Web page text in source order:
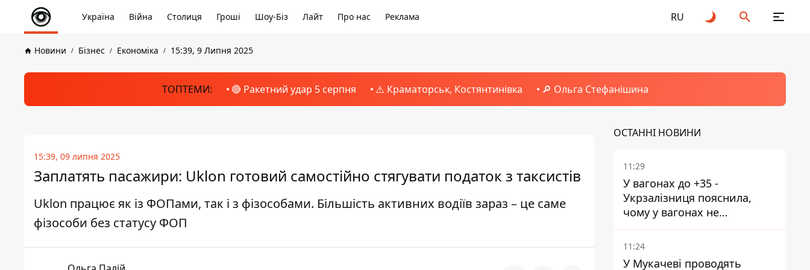
Україна Війна Столиця Гроші Шоу-Біз Лайт Про нас Реклама RU
Новини Бізнес Економіка 15:39, 9 Липня 2025
ТОПТЕМИ: 🔴 Ракетний удар 5 серпня ⚠️ Краматорськ, Костянтинівка 🔎 Ольга Стефанішина
15:39, 09 липня 2025
Заплатять пасажири: Uklon готовий самостійно стягувати податок з таксистів
Uklon працює як із ФОПами, так і з фізособами. Більшість активних водіїв зараз – це саме
фізособи без статусу ФОП
ОСТАННІ НОВИНИ
11:29
У вагонах до +35 -
Укрзалізниця пояснила,
чому у вагонах не
працюють кондиціонери під
час спеки
11:24
У Мукачеві проводять